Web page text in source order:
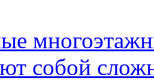
собой